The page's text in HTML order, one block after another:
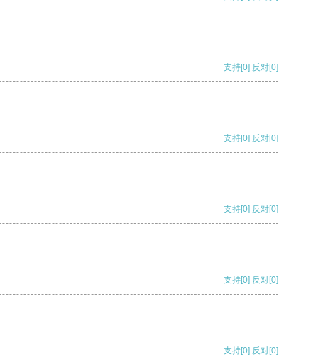
支持[0] 反对[0]
支持[0] 反对[0]
支持[0] 反对[0]
支持[0] 反对[0]
支持[0] 反对[0]